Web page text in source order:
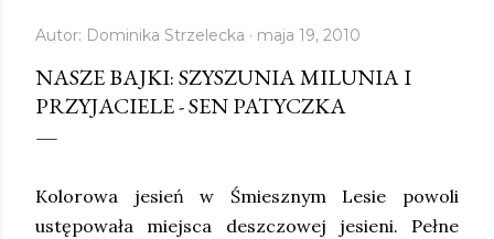
Autor: Dominika Strzelecka maja 19, 2010
NASZE BAJKI: SZYSZUNIA MILUNIA I
PRZYJACIELE - SEN PATYCZKA
Kolorowa jesień w Śmiesznym Lesie powoli
ustępowała miejsca deszczowej jesieni. Pełne